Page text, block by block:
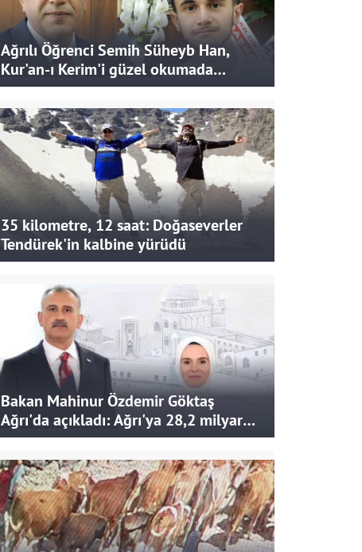
Ağrılı Öğrenci Semih Süheyb Han,
Kur'an-ı Kerim'i güzel okumada
Türkiye ikincisi oldu
35 kilometre, 12 saat: Doğaseverler
Tendürek'in kalbine yürüdü
Bakan Mahinur Özdemir Göktaş
Ağrı'da açıkladı: Ağrı'ya 28,2 milyar
liralık yatırım ve destek sağlandı